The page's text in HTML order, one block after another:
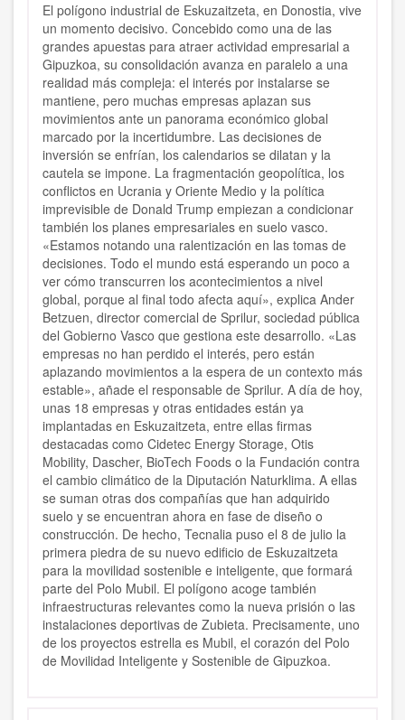
El polígono industrial de Eskuzaitzeta, en Donostia, vive
un momento decisivo. Concebido como una de las
grandes apuestas para atraer actividad empresarial a
Gipuzkoa, su consolidación avanza en paralelo a una
realidad más compleja: el interés por instalarse se
mantiene, pero muchas empresas aplazan sus
movimientos ante un panorama económico global
marcado por la incertidumbre. Las decisiones de
inversión se enfrían, los calendarios se dilatan y la
cautela se impone. La fragmentación geopolítica, los
conflictos en Ucrania y Oriente Medio y la política
imprevisible de Donald Trump empiezan a condicionar
también los planes empresariales en suelo vasco.
«Estamos notando una ralentización en las tomas de
decisiones. Todo el mundo está esperando un poco a
ver cómo transcurren los acontecimientos a nivel
global, porque al final todo afecta aquí», explica Ander
Betzuen, director comercial de Sprilur, sociedad pública
del Gobierno Vasco que gestiona este desarrollo. «Las
empresas no han perdido el interés, pero están
aplazando movimientos a la espera de un contexto más
estable», añade el responsable de Sprilur. A día de hoy,
unas 18 empresas y otras entidades están ya
implantadas en Eskuzaitzeta, entre ellas firmas
destacadas como Cidetec Energy Storage, Otis
Mobility, Dascher, BioTech Foods o la Fundación contra
el cambio climático de la Diputación Naturklima. A ellas
se suman otras dos compañías que han adquirido
suelo y se encuentran ahora en fase de diseño o
construcción. De hecho, Tecnalia puso el 8 de julio la
primera piedra de su nuevo edificio de Eskuzaitzeta
para la movilidad sostenible e inteligente, que formará
parte del Polo Mubil. El polígono acoge también
infraestructuras relevantes como la nueva prisión o las
instalaciones deportivas de Zubieta. Precisamente, uno
de los proyectos estrella es Mubil, el corazón del Polo
de Movilidad Inteligente y Sostenible de Gipuzkoa.